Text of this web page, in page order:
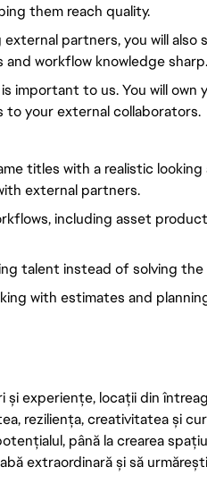
them reach quality.
partners, you will also
workflow knowledge sharp.
important to us. You will
to your external collaborators.
titles with a realistic
external partners.
including asset
talent instead of solving the
with estimates and
experiențe, locații din
reziliența, creativitatea și
până la crearea
extraordinară și să